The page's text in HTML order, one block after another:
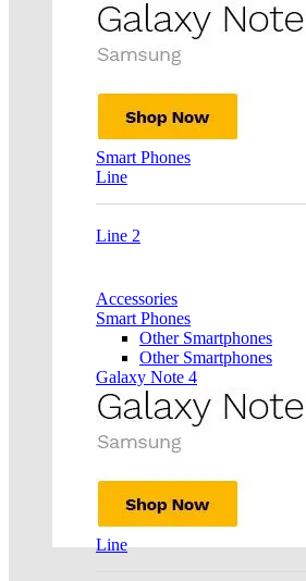
Smart Phones
Line
Line 2
Accessories
Smart Phones
Other Smartphones
Other Smartphones
Galaxy Note 4
Line